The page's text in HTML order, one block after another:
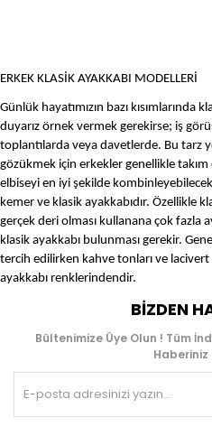
ERKEK KLASİK AYAKKABI MODELLERİ
Günlük hayatımızın bazı
duyarız örnek vermek gerekirse; iş
toplantılarda veya davetlerde. Bu tarz
gözükmek için erkekler genellikle takım
elbiseyi en iyi şekilde
kemer ve klasik ayakkabıdır. Özellikle
gerçek deri olması kullanana çok fazla
klasik ayakkabı bulunması gerekir.
tercih edilirken kahve tonları ve
ayakkabı renklerindendir.
BIZDEN
Bültenimize Üye Olun ! Tüm
Haberiniz